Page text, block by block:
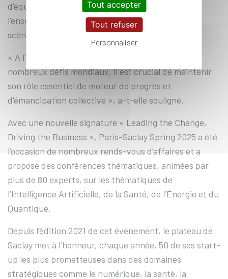
d'équipe pour promouvoir l'excellence de
l'enseignement et de la recherche français sur la
scène mondiale », a poursuivi Laura Chaubard
« A l'heure où la science est confrontée à de
nombreux défis mondiaux, il est crucial de maintenir
son rôle essentiel de moteur de progrès et
d'émancipation collective », a-t-elle souligné.
Avec une nouvelle signature « Leading the Change,
Driving the Business », Paris-Saclay Spring 2025 a été
l’occasion de nombreux rends-vous d’affaires et a
proposé des conférences thématiques, animées par
plus de 80 experts, sur les thématiques de
l’Intelligence Artificielle, de la Santé, de l’Énergie et du
Quantique.
Depuis l’édition 2021 de cet événement, le plateau de
Saclay met à l’honneur, chaque année, 50 de ses start-
up les plus prometteuses dans des domaines
stratégiques comme le numérique, la santé, la
Tout accepter
Tout refuser
Personnaliser